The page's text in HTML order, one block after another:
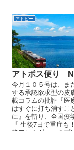
アトピー
アトポス便り
今月１０５号は、ま
する承認欲求型の皮
載コラムの批評『医
はすぐに打ち消すこ
に』を斬り、全国疫
『 生後7日で重症も
管アレルギー』のプ